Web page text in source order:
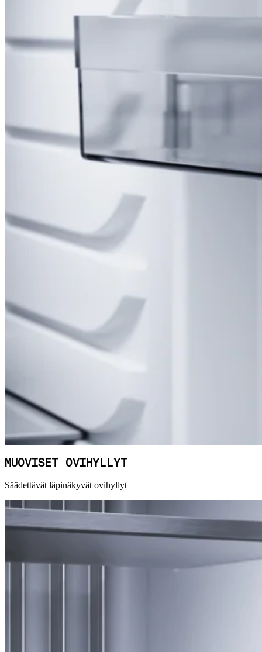
MUOVISET OVIHYLLYT
Säädettävät läpinäkyvät ovihyllyt